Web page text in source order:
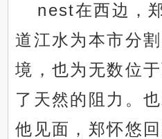
nest在西边，
道江水为本市分
境，也为无数位
了天然的阻力。
他见面，郑怀悠